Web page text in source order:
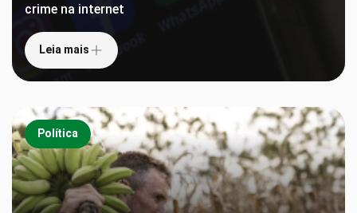
crime na internet
Leia mais
Política